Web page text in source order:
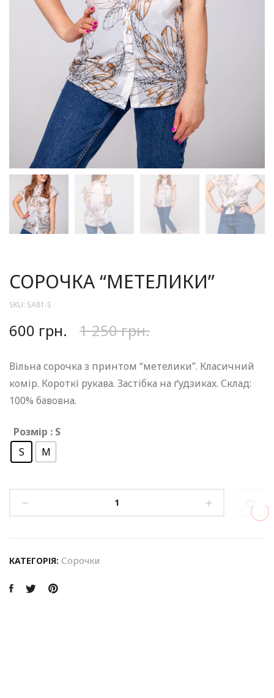
СОРОЧКА “МЕТЕЛИКИ”
SKU: SA81-S
1 250грн.
600 грн.
Вільна сорочка з принтом “метелики”. Класичний
комір. Короткі рукава. Застібка на ґудзиках. Склад:
100% бавовна.
Розмір : S
S
M
КАТЕГОРІЯ: Сорочки